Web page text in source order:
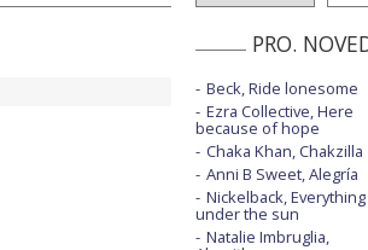
PRO.
Beck, Ride lonesome
Ezra Collective, Here
because of hope
Chaka Khan, Chakzilla
Anni B Sweet, Alegría
Nickelback, Everything
under the sun
Natalie Imbruglia,